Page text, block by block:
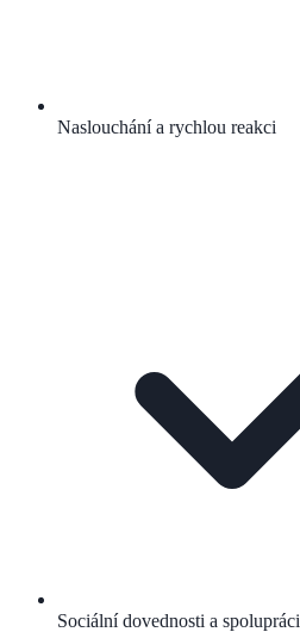
Naslouchání a rychlou reakci
Sociální dovednosti a spolupráci